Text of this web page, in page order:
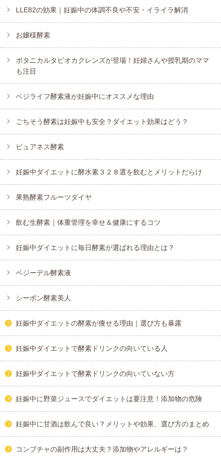
LLE82の効果｜妊娠中の体調不良や不安・イライラ解消
お嬢様酵素
ボタニカルタピオカクレンズが登場！妊婦さんや授乳期のママ
も注目
ベジライフ酵素液が妊娠中にオススメな理由
ごちそう酵素は妊娠中も安全？ダイエット効果はどう？
ピュアネス酵素
妊娠中ダイエットに酵水素３２８選を飲むとメリットだらけ
果熟酵素フルーツダイヤ
飲む生酵素｜体重管理を幸せ＆健康にするコツ
妊娠中ダイエットに毎日酵素が選ばれる理由とは？
ベジーデル酵素液
シーボン酵素美人
妊娠中ダイエットの酵素が痩せる理由｜選び方も暴露
妊娠中ダイエットで酵素ドリンクの向いている人
妊娠中ダイエットで酵素ドリンクの向いていない方
妊娠中に野菜ジュースでダイエットは要注意！添加物の危険
妊娠中に甘酒は飲んで良い？メリットや効果、選び方のまとめ
コンブチャの副作用は大丈夫？添加物やアレルギーは？